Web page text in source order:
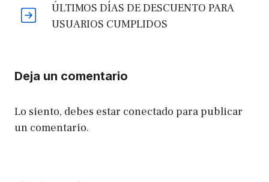
ÚLTIMOS DÍAS DE DESCUENTO PARA
USUARIOS CUMPLIDOS
Deja un comentario
Lo siento, debes estar conectado para publicar
un comentario.